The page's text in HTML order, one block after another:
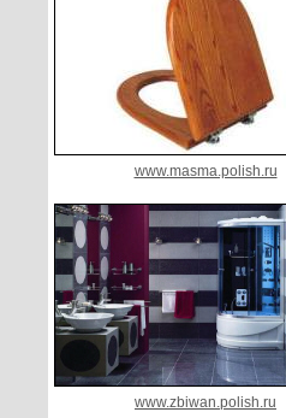
www.masma.polish.ru
www.zbiwan.polish.ru